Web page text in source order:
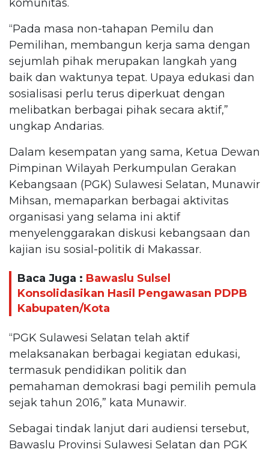
komunitas.
“Pada masa non-tahapan Pemilu dan
Pemilihan, membangun kerja sama dengan
sejumlah pihak merupakan langkah yang
baik dan waktunya tepat. Upaya edukasi dan
sosialisasi perlu terus diperkuat dengan
melibatkan berbagai pihak secara aktif,”
ungkap Andarias.
Dalam kesempatan yang sama, Ketua Dewan
Pimpinan Wilayah Perkumpulan Gerakan
Kebangsaan (PGK) Sulawesi Selatan, Munawir
Mihsan, memaparkan berbagai aktivitas
organisasi yang selama ini aktif
menyelenggarakan diskusi kebangsaan dan
kajian isu sosial-politik di Makassar.
Baca Juga : Bawaslu Sulsel
Konsolidasikan Hasil Pengawasan PDPB
Kabupaten/Kota
“PGK Sulawesi Selatan telah aktif
melaksanakan berbagai kegiatan edukasi,
termasuk pendidikan politik dan
pemahaman demokrasi bagi pemilih pemula
sejak tahun 2016,” kata Munawir.
Sebagai tindak lanjut dari audiensi tersebut,
Bawaslu Provinsi Sulawesi Selatan dan PGK